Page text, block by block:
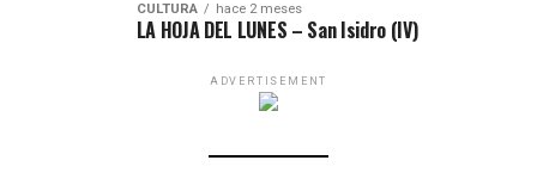
CULTURA hace 2 meses
LA HOJA DEL LUNES – San Isidro (IV)
ADVERTISEMENT